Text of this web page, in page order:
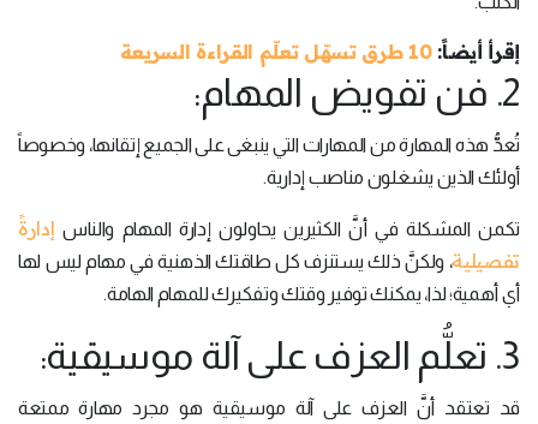
إقرأ أيضاً:10 طرق تسهّل تعلّم القراءة السريعة
2. فن تفويض المهام:
تُعدُّ هذه المهارة من المهارات التي ينبغى على الجميع إتقانها، وخصوصاً
أولئك الذين يشغلون مناصب إدارية.
تكمن المشكلة في أنَّ الكثيرين يحاولون إدارة المهام والناس إدارةً
تفصيلية، ولكنَّ ذلك يستنزف كل طاقتك الذهنية في مهام ليس لها
أي أهمية؛ لذا، يمكنك توفير وقتك وتفكيرك للمهام الهامة.
3. تعلُّم العزف على آلة موسيقية:
قد تعتقد أنَّ العزف على آلة موسيقية هو مجرد مهارة ممتعة